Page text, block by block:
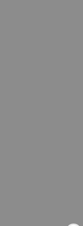
像 悟空 鳥山